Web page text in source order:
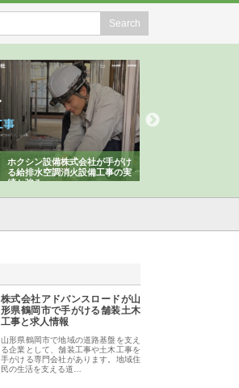
ホクシン設備株式会社が手がけ
る給排水空調消火設備工事の実
績と強み
株式会社アドバンスロードが山
形県鶴岡市で手がける舗装土木
工事と求人情報
山形県鶴岡市で地域の道路基盤を支え
る企業として、舗装工事や土木工事を
手がける専門会社があります。地域住
民の生活を支える道…